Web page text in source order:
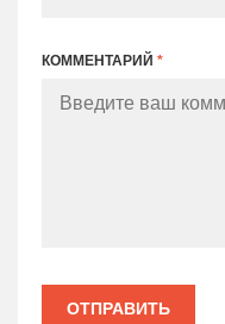
КОММЕНТАРИЙ *
ОТПРАВИТЬ